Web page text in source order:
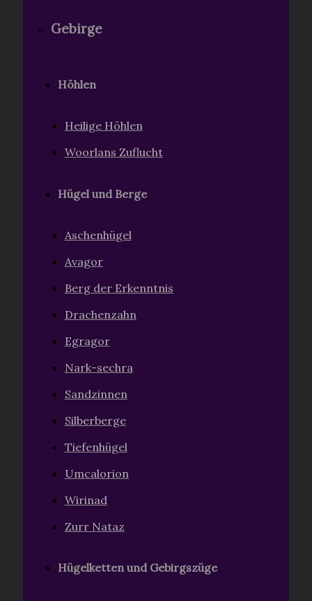
Gebirge
Höhlen
Heilige Höhlen
Woorlans Zuflucht
Hügel und Berge
Aschenhügel
Avagor
Berg der Erkenntnis
Drachenzahn
Egragor
Nark-sechra
Sandzinnen
Silberberge
Tiefenhügel
Umcalorion
Wirinad
Zurr Nataz
Hügelketten und Gebirgszüge